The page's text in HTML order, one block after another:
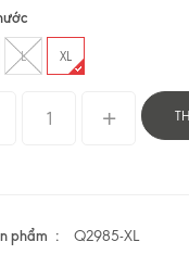
L XL
phẩm Q2985-XL